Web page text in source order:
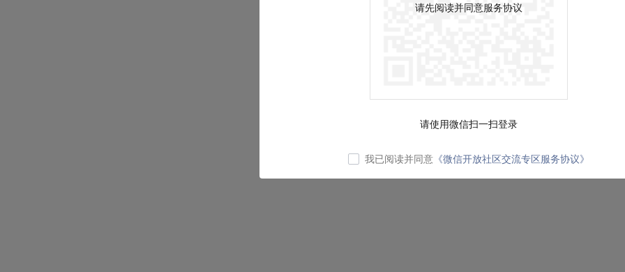
请先阅读并同意服务协议
请使用微信扫一扫登录
我已阅读并同意 《微信开放社区交流专区服务协议》